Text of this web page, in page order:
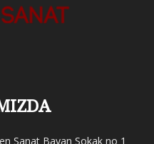
Sanat Bayan Sokak no 1